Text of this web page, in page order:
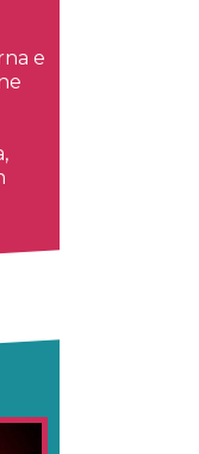
e